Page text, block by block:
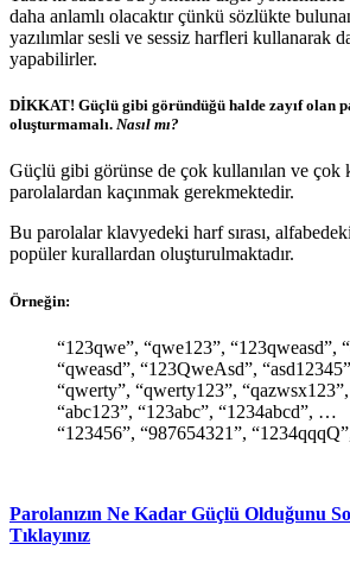
daha anlamlı olacaktır çünkü sözlükte
yazılımlar sesli ve sessiz harfleri kullanarak
yapabilirler.
DİKKAT! Güçlü gibi göründüğü halde zayıf olan
oluşturmamalı. Nasıl mı?
Güçlü gibi görünse de çok kullanılan ve çok
parolalardan kaçınmak gerekmektedir.
Bu parolalar klavyedeki harf sırası,
popüler kurallardan oluşturulmaktadır.
Örneğin:
“123qwe”, “qwe123”, “123qweasd”,
“qweasd”, “123QweAsd”,
“qwerty”, “qwerty123”,
“abc123”, “123abc”, “1234abcd”, …
“123456”, “987654321”,
Parolanızın Ne Kadar Güçlü Olduğunu
Tıklayınız